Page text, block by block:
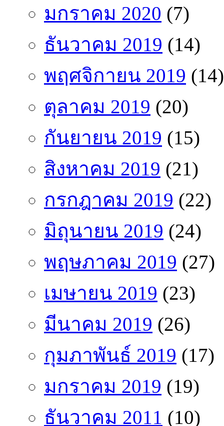
มกราคม 2020 (7)
ธันวาคม 2019 (14)
พฤศจิกายน 2019 (14)
ตุลาคม 2019 (20)
กันยายน 2019 (15)
สิงหาคม 2019 (21)
กรกฎาคม 2019 (22)
มิถุนายน 2019 (24)
พฤษภาคม 2019 (27)
เมษายน 2019 (23)
มีนาคม 2019 (26)
กุมภาพันธ์ 2019 (17)
มกราคม 2019 (19)
ธันวาคม 2011 (10)